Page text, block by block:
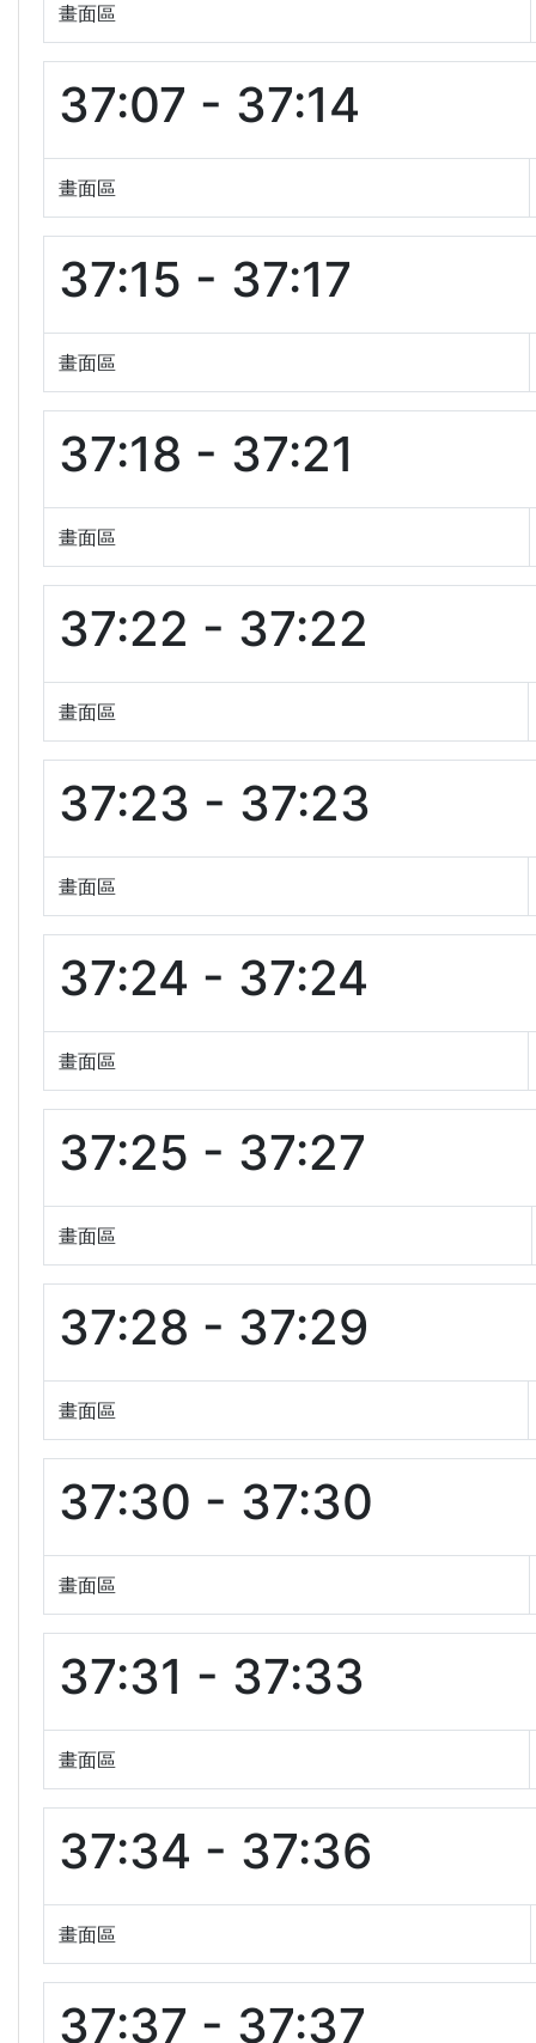
畫面區
37:07 - 37:14
畫面區
37:15 - 37:17
畫面區
37:18 - 37:21
畫面區
37:22 - 37:22
畫面區
37:23 - 37:23
畫面區
37:24 - 37:24
畫面區
37:25 - 37:27
畫面區
37:28 - 37:29
畫面區
37:30 - 37:30
畫面區
37:31 - 37:33
畫面區
37:34 - 37:36
畫面區
37:37 - 37:37